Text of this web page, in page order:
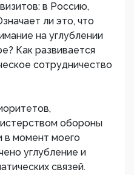
в Россию,
ли это, что
на углублении
Как развивается
сотрудничество
обороны
в момент моего
углубление и
связей.